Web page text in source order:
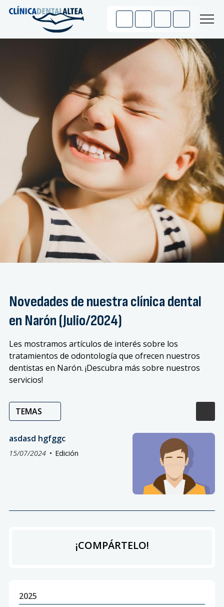
Novedades de nuestra clínica dental
en Narón (Julio/2024)
Les mostramos artículos de interés sobre los
tratamientos de odontología que ofrecen nuestros
dentistas en Narón. ¡Descubra más sobre nuestros
servicios!
TEMAS
asdasd hgfggc
15/07/2024 Edición
¡COMPÁRTELO!
2025